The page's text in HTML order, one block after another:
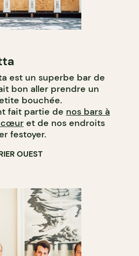
est un superbe bar de
bon aller prendre un
bouchée.
fait partie de nos bars à
cœur et de nos endroits
festoyer.
OUEST